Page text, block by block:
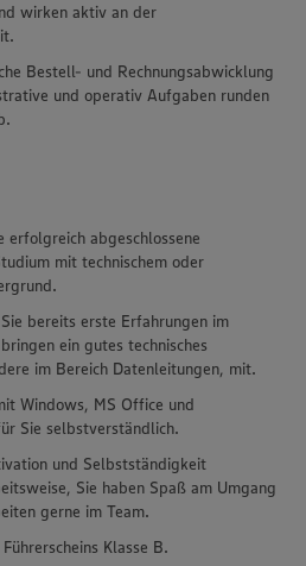
wirken aktiv an der
Bestell- und Rechnungsabwicklung
und operativ Aufgaben runden
erfolgreich abgeschlossene
mit technischem oder
bereits erste Erfahrungen im
ein gutes technisches
im Bereich Datenleitungen, mit.
Windows, MS Office und
Sie selbstverständlich.
und Selbstständigkeit
Sie haben Spaß am Umgang
gerne im Team.
Klasse B.